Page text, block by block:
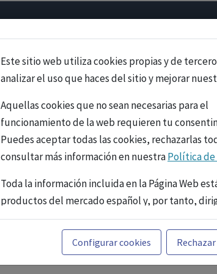
Este sitio web utiliza cookies propias y de
analizar el uso que haces del sitio y mejorar
Aquellas cookies que no sean necesarias para el
funcionamiento de la web requieren tu
Puedes aceptar todas las cookies, rechazarlas
consultar más información en nuestraPolítica de
Toda la información incluida en la Página Web
productos del mercado español y, por tanto,
profesionales sanitarios legalmente facultados
prescribir o dispensar medicamentos con ejercicio
profesional. La información técnica de los
a título meramente informativo, siendo
Configurar cookies Rechazar